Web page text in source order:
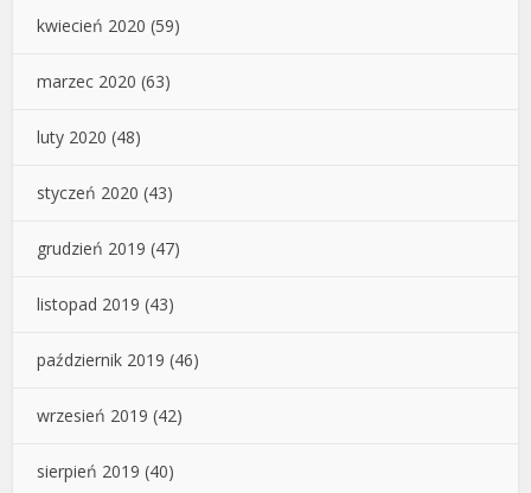
kwiecień 2020 (59)
marzec 2020 (63)
luty 2020 (48)
styczeń 2020 (43)
grudzień 2019 (47)
listopad 2019 (43)
październik 2019 (46)
wrzesień 2019 (42)
sierpień 2019 (40)